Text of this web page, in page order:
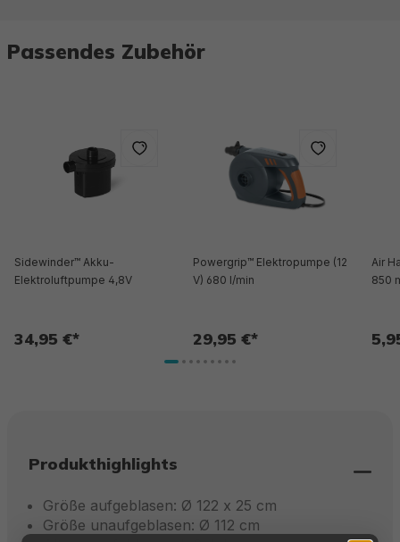
Passendes Zubehör
Sidewinder™ Akku-
Elektroluftpumpe 4,8V
34,95 €*
Powergrip™ Elektropumpe (12
V) 680 l/min
29,95 €*
Air
850
Produkthighlights
Größe aufgeblasen: Ø 122 x 25 cm
Größe unaufgeblasen: Ø 112 cm